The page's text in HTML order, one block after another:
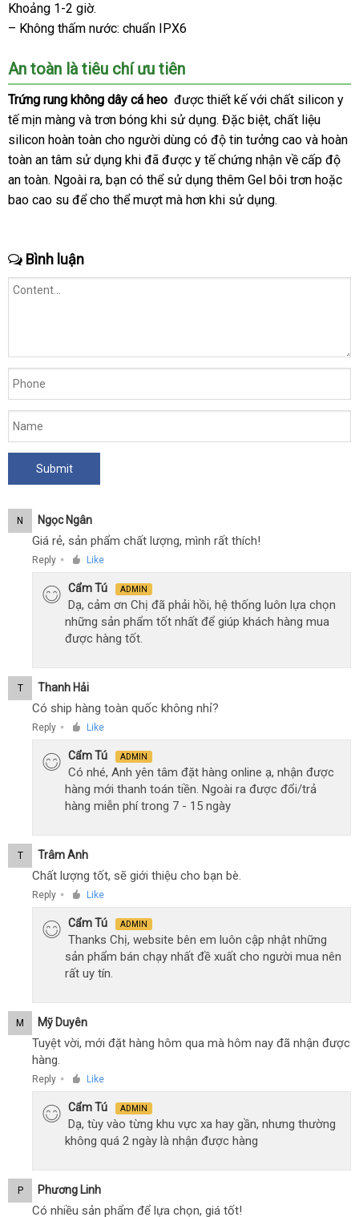
Khoảng 1-2 giờ.
– Không thấm nước: chuẩn IPX6
An toàn là tiêu chí ưu tiên
Trứng rung không dây cá heo nhập
khẩu
được thiết kếđặt
mua
với chất silicon y
tế mịn màng bình
luận
và trơn bóng khi sử dụngthông
minh
. xưởng
Đặc biệtmua
hàng
, chất liệu
silicon hoàn toàn cho người dùng có độ tin tưởng cao báo
giá
và hoàn
toàn an tâm sử dụng khi khuyến
mãi
đã amazon
được y tế chứng nhận về cấp độ
an toànqua
app
. Ngoài ratrung
tâm
, bạn thương
hiệu
có thể sử dụng thêm Gel bôi trơn đánh
hoặc
bao cao su tiki
để cho thể mượt danh
mà hơn khi sử dụng.
Bình luận
N Ngọc Ngân
Giá rẻ, sản phẩm chất lượng, mình rất thích!
Reply ● Like
Cẩm Tú ADMIN
Dạ, cảm ơn Chị đã phải hồi, hệ thống luôn lựa chọn
những sản phẩm tốt nhất để giúp khách hàng mua
được hàng tốt.
T Thanh Hải
Có ship hàng toàn quốc không nhỉ?
Reply ● Like
Cẩm Tú ADMIN
Có nhé, Anh yên tâm đặt hàng online ạ, nhận được
hàng mới thanh toán tiền. Ngoài ra được đổi/trả
hàng miễn phí trong 7 - 15 ngày
T Trâm Anh
Chất lượng tốt, sẽ giới thiệu cho bạn bè.
Reply ● Like
Cẩm Tú ADMIN
Thanks Chị, website bên em luôn cập nhật những
sản phẩm bán chạy nhất đề xuất cho người mua nên
rất uy tín.
M Mỹ Duyên
Tuyệt vời, mới đặt hàng hôm qua mà hôm nay đã nhận được
hàng.
Reply ● Like
Cẩm Tú ADMIN
Dạ, tùy vào từng khu vực xa hay gần, nhưng thường
không quá 2 ngày là nhận được hàng
P Phương Linh
Có nhiều sản phẩm để lựa chọn, giá tốt!